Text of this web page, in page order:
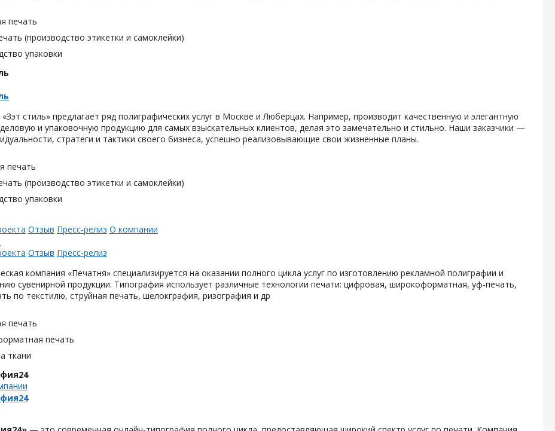
печать
(производство этикетки и самоклейки)
упаковки
cтиль» предлагает ряд полиграфических услуг в Москве и Люберцах. Например, производит качественную и элегантную
и упаковочную продукцию для самых взыскательных клиентов, делая это замечательно и стильно. Наши заказчики —
стратеги и тактики своего бизнеса, успешно реализовывающие свои жизненные планы.
печать
(производство этикетки и самоклейки)
упаковки
Отзыв Пресс-релиз О компании
Отзыв Пресс-релиз
компания «Печатня» специализируется на оказании полного цикла услуг по изготовлению рекламной полиграфии и
сувенирной продукции. Типография использует различные технологии печати: цифровая, широкоформатная, уф-печать,
по текстилю, струйная печать, шелокграфия, ризография и др
печать
печать
ткани